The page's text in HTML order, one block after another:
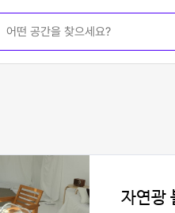
자연광